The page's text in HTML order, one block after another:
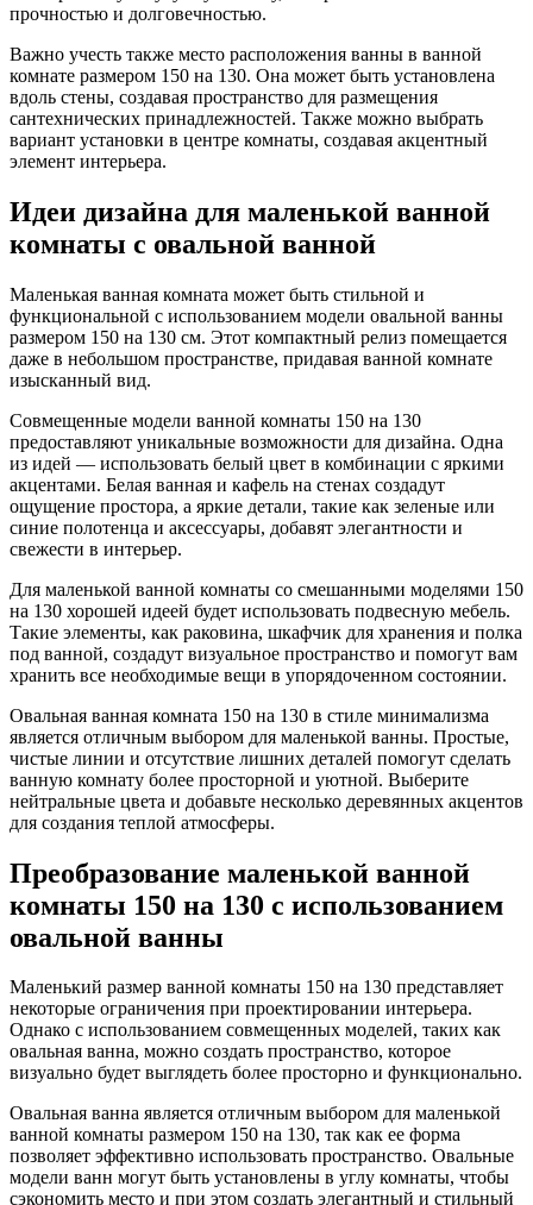
прочностью и долговечностью.
Важно учесть также место расположения ванны в ванной
комнате размером 150 на 130. Она может быть установлена
вдоль стены, создавая пространство для размещения
сантехнических принадлежностей. Также можно выбрать
вариант установки в центре комнаты, создавая акцентный
элемент интерьера.
Идеи дизайна для маленькой ванной
комнаты с овальной ванной
Маленькая ванная комната может быть стильной и
функциональной с использованием модели овальной ванны
размером 150 на 130 см. Этот компактный релиз помещается
даже в небольшом пространстве, придавая ванной комнате
изысканный вид.
Совмещенные модели ванной комнаты 150 на 130
предоставляют уникальные возможности для дизайна. Одна
из идей — использовать белый цвет в комбинации с яркими
акцентами. Белая ванная и кафель на стенах создадут
ощущение простора, а яркие детали, такие как зеленые или
синие полотенца и аксессуары, добавят элегантности и
свежести в интерьер.
Для маленькой ванной комнаты со смешанными моделями 150
на 130 хорошей идеей будет использовать подвесную мебель.
Такие элементы, как раковина, шкафчик для хранения и полка
под ванной, создадут визуальное пространство и помогут вам
хранить все необходимые вещи в упорядоченном состоянии.
Овальная ванная комната 150 на 130 в стиле минимализма
является отличным выбором для маленькой ванны. Простые,
чистые линии и отсутствие лишних деталей помогут сделать
ванную комнату более просторной и уютной. Выберите
нейтральные цвета и добавьте несколько деревянных акцентов
для создания теплой атмосферы.
Преобразование маленькой ванной
комнаты 150 на 130 с использованием
овальной ванны
Маленький размер ванной комнаты 150 на 130 представляет
некоторые ограничения при проектировании интерьера.
Однако с использованием совмещенных моделей, таких как
овальная ванна, можно создать пространство, которое
визуально будет выглядеть более просторно и функционально.
Овальная ванна является отличным выбором для маленькой
ванной комнаты размером 150 на 130, так как ее форма
позволяет эффективно использовать пространство. Овальные
модели ванн могут быть установлены в углу комнаты, чтобы
сэкономить место и при этом создать элегантный и стильный